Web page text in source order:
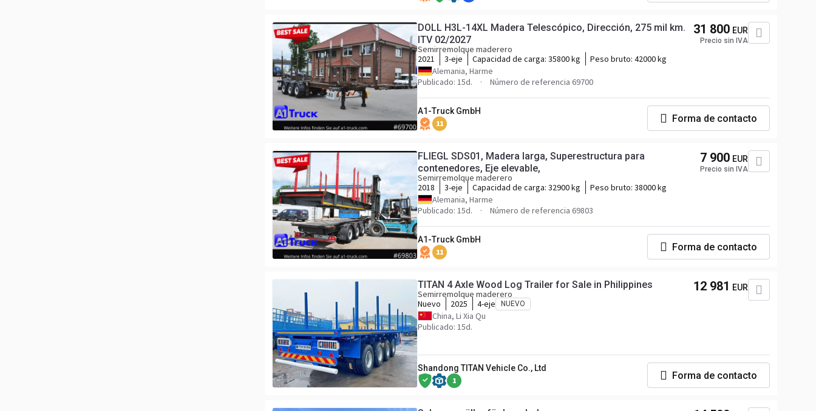
DOLL H3L-14XL Madera Telescópico, Dirección, 275 mil km.
ITV 02/2027
Semirremolque maderero
2021
3-eje Capacidad de carga: 35800 kg Peso bruto: 42000 kg
Alemania, Harme
Publicado: 15d.
Número de referencia 69700
31 800 EUR
Precio sin IVA
A1-Truck GmbH
11 Forma de contacto
FLIEGL SDS01, Madera larga, Superestructura para
contenedores, Eje elevable,
Semirremolque maderero
2018
3-eje Capacidad de carga: 32900 kg Peso bruto: 38000 kg
Alemania, Harme
Publicado: 15d.
Número de referencia 69803
7 900 EUR
Precio sin IVA
A1-Truck GmbH
11 Forma de contacto
TITAN 4 Axle Wood Log Trailer for Sale in Philippines
Semirremolque maderero
Nuevo
2025 4-eje NUEVO
China, Li Xia Qu
Publicado: 15d.
12 981 EUR
Shandong TITAN Vehicle Co., Ltd
1 Forma de contacto